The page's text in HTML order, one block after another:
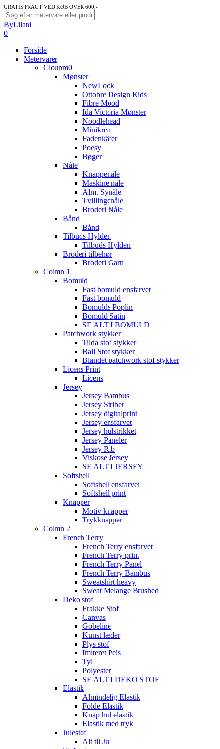
Skip
to
main
content
GRATIS FRAGT VED KØB OVER 600,-
Close
Search
ByLilani
search
account
0
Forside
Metervarer
Clounm0
Mønster
NewLook
Ottobre Design Kids
Fibre Mood
Ida Victoria Mønster
Noodlehead
Minikrea
Fadenkäfer
Poesy
Bøger
Nåle
Knappenåle
Maskine nåle
Alm. Synåle
Tvillingenåle
Broderi Nåle
Bånd
Bånd
Tilbuds Hylden
Tilbuds Hylden
Broderi tilbehør
Broderi Garn
Colmn 1
Bomuld
Fast bomuld ensfarvet
Fast bomuld
Bomulds Poplin
Bomuld Satin
SE ALT I BOMULD
Patchwork stykker
Tilda stof stykker
Bali Stof stykker
Blandet patchwork stof stykker
Licens Print
Licens
Jersey
Jersey Bambus
Jersey Striber
Jersey digitalprint
Jersey ensfarvet
Jersey hulstrikket
Jersey Paneler
Jersey Rib
Viskose Jersey
SE ALT I JERSEY
Softshell
Softshell ensfarvet
Softshell print
Knapper
Motiv knapper
Trykknapper
Colmn 2
French Terry
French Terry ensfarvet
French Terry print
French Terry Panel
French Terry Bambus
Sweatshirt heavy
Sweat Melange Brushed
Deko stof
Frakke Stof
Canvas
Gobeline
Kunst læder
Plys stof
Imiteret Pels
Tyl
Polyester
SE ALT I DEKO STOF
Elastik
Almindelig Elastik
Folde Elastik
Knap hul elastik
Elastik med tryk
Julestof
Alt til Jul